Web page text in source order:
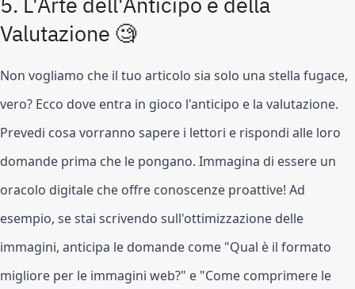
Valutazione 🧐
Non vogliamo che il tuo articolo sia solo una stella fugace,
vero? Ecco dove entra in gioco l'anticipo e la valutazione.
Prevedi cosa vorranno sapere i lettori e rispondi alle loro
domande prima che le pongano. Immagina di essere un
oracolo digitale che offre conoscenze proattive! Ad
esempio, se stai scrivendo sull'ottimizzazione delle
immagini, anticipa le domande come "Qual è il formato
migliore per le immagini web?" e "Come comprimere le